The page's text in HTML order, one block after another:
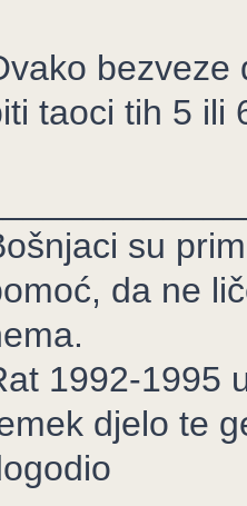
bezveze
taoci tih 5 ili
su
da ne
1992-1995
djelo te